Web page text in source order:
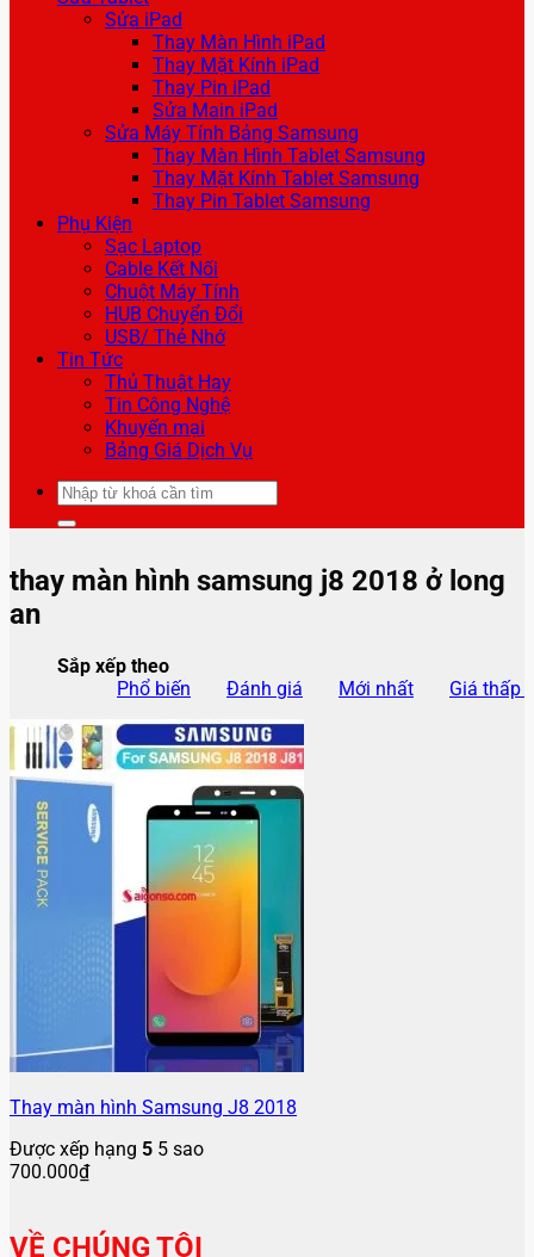
Sửa iPad
Thay Màn Hình iPad
Thay Mặt Kính iPad
Thay Pin iPad
Sửa Main iPad
Sửa Máy Tính Bảng Samsung
Thay Màn Hình Tablet Samsung
Thay Mặt Kính Tablet Samsung
Thay Pin Tablet Samsung
Phụ Kiện
Sạc Laptop
Cable Kết Nối
Chuột Máy Tính
HUB Chuyển Đổi
USB/ Thẻ Nhớ
Tin Tức
Thủ Thuật Hay
Tin Công Nghệ
Khuyến mại
Bảng Giá Dịch Vụ
Tìm
kiếm:
thay màn hình samsung j8 2018 ở long
an
Sắp xếp theo
Phổ biến
Đánh giá Mới nhất Giá thấp
Thay màn hình Samsung J8 2018
Được xếp hạng 5 5 sao
700.000₫
VỀ CHÚNG TÔI